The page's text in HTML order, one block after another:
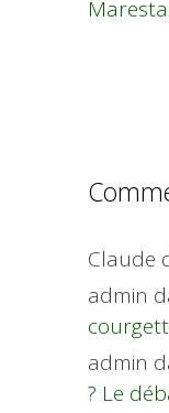
Claude
admin
admin
? Le